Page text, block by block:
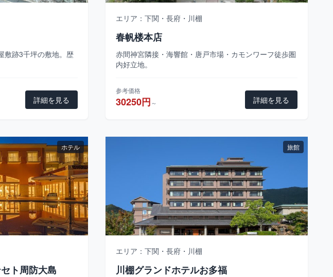
敷跡3千坪の敷地。歴
詳細を見る
エリア：下関・長府・川棚
春帆楼本店
赤間神宮隣接・海響館・唐戸市場・カモンワーフ徒歩圏
内好立地。
参考価格
30250円～ 詳細を見る
ホテル
ト周防大島
旅館
エリア：下関・長府・川棚
川棚グランドホテルお多福